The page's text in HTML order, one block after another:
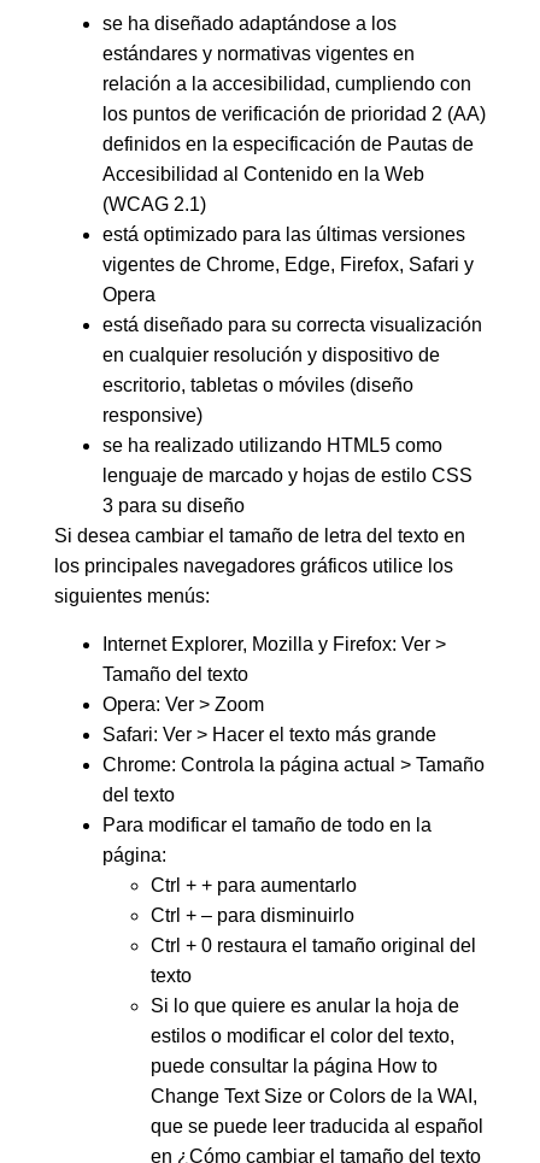
se ha diseñado adaptándose a los
estándares y normativas vigentes en
relación a la accesibilidad, cumpliendo con
los puntos de verificación de prioridad 2 (AA)
definidos en la especificación de Pautas de
Accesibilidad al Contenido en la Web
(WCAG 2.1)
está optimizado para las últimas versiones
vigentes de Chrome, Edge, Firefox, Safari y
Opera
está diseñado para su correcta visualización
en cualquier resolución y dispositivo de
escritorio, tabletas o móviles (diseño
responsive)
se ha realizado utilizando HTML5 como
lenguaje de marcado y hojas de estilo CSS
3 para su diseño
Si desea cambiar el tamaño de letra del texto en
los principales navegadores gráficos utilice los
siguientes menús:
Internet Explorer, Mozilla y Firefox: Ver >
Tamaño del texto
Opera: Ver > Zoom
Safari: Ver > Hacer el texto más grande
Chrome: Controla la página actual > Tamaño
del texto
Para modificar el tamaño de todo en la
página:
Ctrl + + para aumentarlo
Ctrl + – para disminuirlo
Ctrl + 0 restaura el tamaño original del
texto
Si lo que quiere es anular la hoja de
estilos o modificar el color del texto,
puede consultar la página How to
Change Text Size or Colors de la WAI,
que se puede leer traducida al español
en ¿Cómo cambiar el tamaño del texto